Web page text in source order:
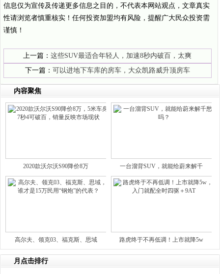
信息仅为宣传及传递更多信息之目的，不代表本网站观点，文章真实
性请浏览者慎重核实！任何投资加盟均有风险，提醒广大民众投资需
谨慎！
上一篇：这些SUV最适合年轻人，加速8秒内破百，太爽
下一篇： 可以进地下车库的房车，大众凯路威升顶房车
内容聚焦
2020款沃尔沃S90降价8万 一台溜背SUV，就能给蔚来解千
高尔夫、领克03、福克斯、思域 路虎终于不再低调！上市就降5w
月点击排行